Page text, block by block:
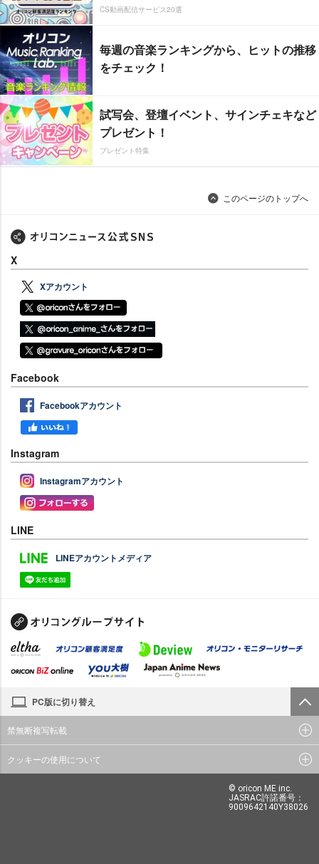
CS動画配信サービス20選
毎週の音楽ランキングから、ヒットの推移
をチェック！
試写会、登壇イベント、サインチェキなど
プレゼント！
プレゼント特集
このページのトップへ
X
Xアカウント
Facebook
Facebookアカウント
Instagram
Instagramアカウント
LINE
LINEアカウントメディア
PC版に切り替え
禁無断複写転載
クッキーの使用について
© oricon ME inc.
JASRAC許諾番号：
9009642140Y38026